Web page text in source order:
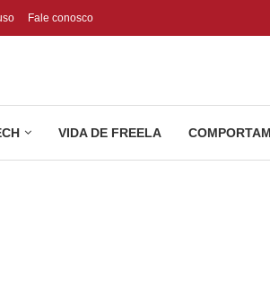
Fale conosco
VIDA DE FREELA